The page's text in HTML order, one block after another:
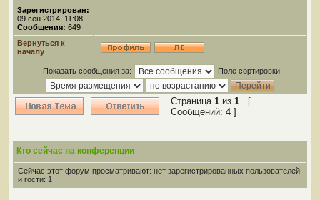
Зарегистрирован:
09 сен 2014, 11:08
Сообщения: 649
Вернуться к
началу
Показать сообщения за: Поле сортировки
Страница 1 из 1 [
Сообщений: 4 ]
Кто сейчас на конференции
Сейчас этот форум просматривают: нет зарегистрированных пользователей
и гости: 1